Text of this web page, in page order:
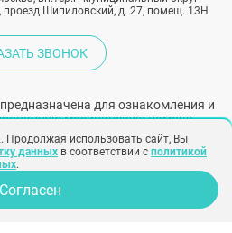
Согласие на обработку персональных
сайта –SINOBY
Отзывы
Фото
Вопрос-ответ
Продолжая использовать сайт, Вы
данных в соответствии с политикой
.
Согласен